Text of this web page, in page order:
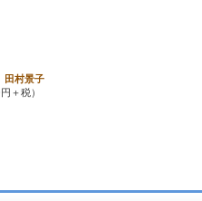
田村景子
＋税）